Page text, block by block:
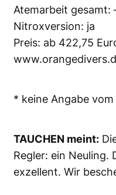
Atemarbeit gesamt:
Nitroxversion: ja
Preis: ab 422,75
* keine Angabe
TAUCHEN meint:
Regler: ein Neuling.
exzellent. Wir